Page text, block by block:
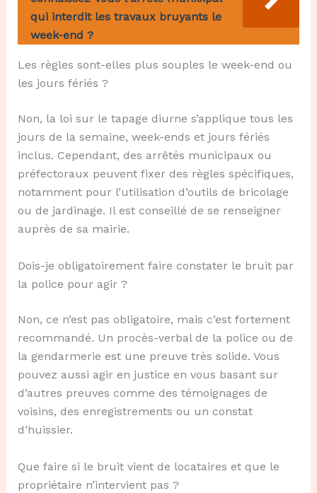
qui interdit les travaux bruyants le
week-end ?
Les règles sont-elles plus souples le week-end ou
les jours fériés ?
Non, la loi sur le tapage diurne s’applique tous les
jours de la semaine, week-ends et jours fériés
inclus. Cependant, des arrêtés municipaux ou
préfectoraux peuvent fixer des règles spécifiques,
notamment pour l’utilisation d’outils de bricolage
ou de jardinage. Il est conseillé de se renseigner
auprès de sa mairie.
Dois-je obligatoirement faire constater le bruit par
la police pour agir ?
Non, ce n’est pas obligatoire, mais c’est fortement
recommandé. Un procès-verbal de la police ou de
la gendarmerie est une preuve très solide. Vous
pouvez aussi agir en justice en vous basant sur
d’autres preuves comme des témoignages de
voisins, des enregistrements ou un constat
d’huissier.
Que faire si le bruit vient de locataires et que le
propriétaire n’intervient pas ?